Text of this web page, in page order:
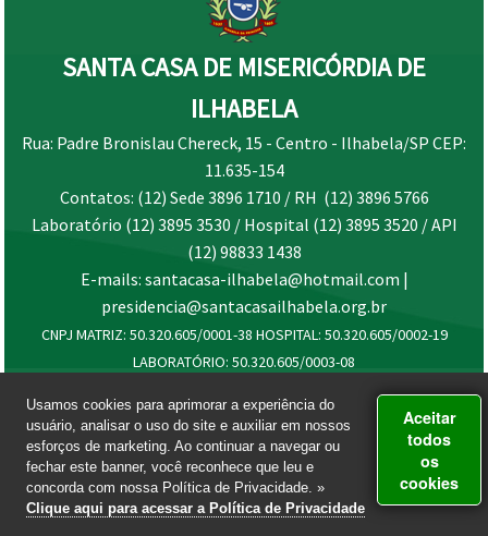
SANTA CASA DE MISERICÓRDIA DE
ILHABELA
Rua: Padre Bronislau Chereck, 15 - Centro - Ilhabela/SP CEP:
11.635-154
Contatos: (12) Sede 3896 1710 / RH (12) 3896 5766
Laboratório (12) 3895 3530 / Hospital (12) 3895 3520 / API
(12) 98833 1438
E-mails: santacasa-ilhabela@hotmail.com |
presidencia@santacasailhabela.org.br
CNPJ MATRIZ: 50.320.605/0001-38 HOSPITAL: 50.320.605/0002-19
LABORATÓRIO: 50.320.605/0003-08
Usamos cookies para aprimorar a experiência do
usuário, analisar o uso do site e auxiliar em nossos
esforços de marketing. Ao continuar a navegar ou
fechar este banner, você reconhece que leu e
concorda com nossa Política de Privacidade. »
Clique aqui para acessar a Política de Privacidade
Aceitar
todos
os
cookies